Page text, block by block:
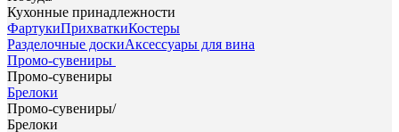
Кухонные принадлежности
ФартукиПрихваткиКостеры
Разделочные доскиАксессуары для вина
Промо-сувениры
Промо-сувениры
Брелоки
Промо-сувениры/
Брелоки